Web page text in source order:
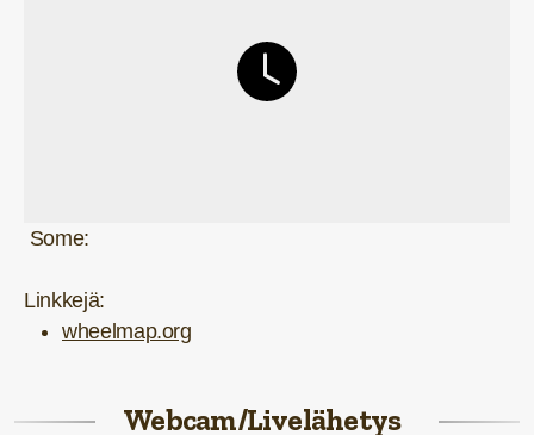
Some:
Linkkejä:
wheelmap.org
Webcam/Livelähetys